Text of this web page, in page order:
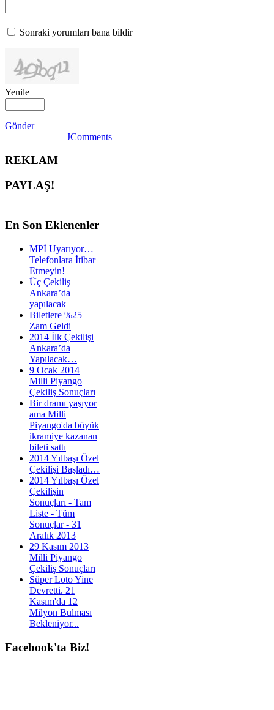
Sonraki yorumları bana bildir
Yenile
Gönder
JComments
REKLAM
PAYLAŞ!
En Son Eklenenler
MPİ Uyarıyor…
Telefonlara İtibar
Etmeyin!
Üç Çekiliş
Ankara’da
yapılacak
Biletlere %25
Zam Geldi
2014 İlk Çekilişi
Ankara’da
Yapılacak…
9 Ocak 2014
Milli Piyango
Çekiliş Sonuçları
Bir dramı yaşıyor
ama Milli
Piyango'da büyük
ikramiye kazanan
bileti sattı
2014 Yılbaşı Özel
Çekilişi Başladı…
2014 Yılbaşı Özel
Çekilişin
Sonuçları - Tam
Liste - Tüm
Sonuçlar - 31
Aralık 2013
29 Kasım 2013
Milli Piyango
Çekiliş Sonuçları
Süper Loto Yine
Devretti. 21
Kasım'da 12
Milyon Bulması
Bekleniyor...
Facebook'ta Biz!